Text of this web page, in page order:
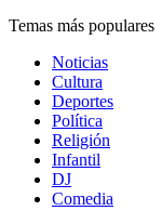
Temas más populares
Noticias
Cultura
Deportes
Política
Religión
Infantil
DJ
Comedia